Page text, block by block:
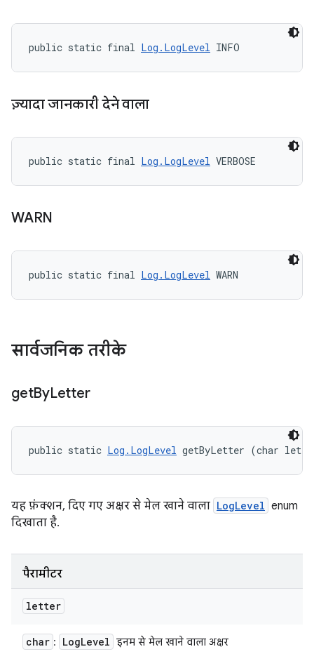
public static final Log.LogLevel INFO
ज़्यादा जानकारी देने वाला
public static final Log.LogLevel VERBOSE
WARN
public static final Log.LogLevel WARN
सार्वजनिक तरीके
getByLetter
public static Log.LogLevel getByLetter (char
यह फ़ंक्शन, दिए गए अक्षर से मेल खाने वाला LogLevel enum
दिखाता है.
पैरामीटर
letter
char : LogLevel इनम से मेल खाने वाला अक्षर